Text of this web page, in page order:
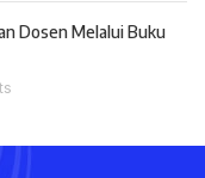
Dosen Melalui Buku